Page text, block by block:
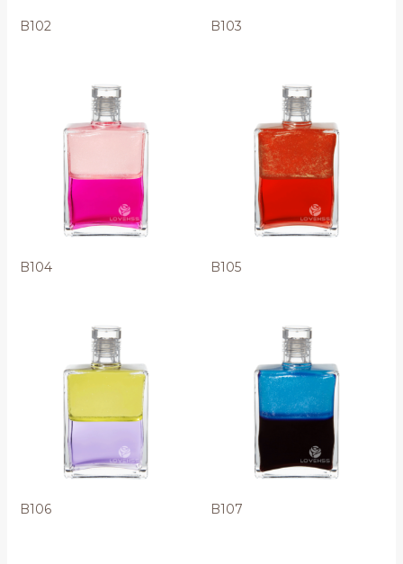
B102 B103
B104 B105
B106 B107